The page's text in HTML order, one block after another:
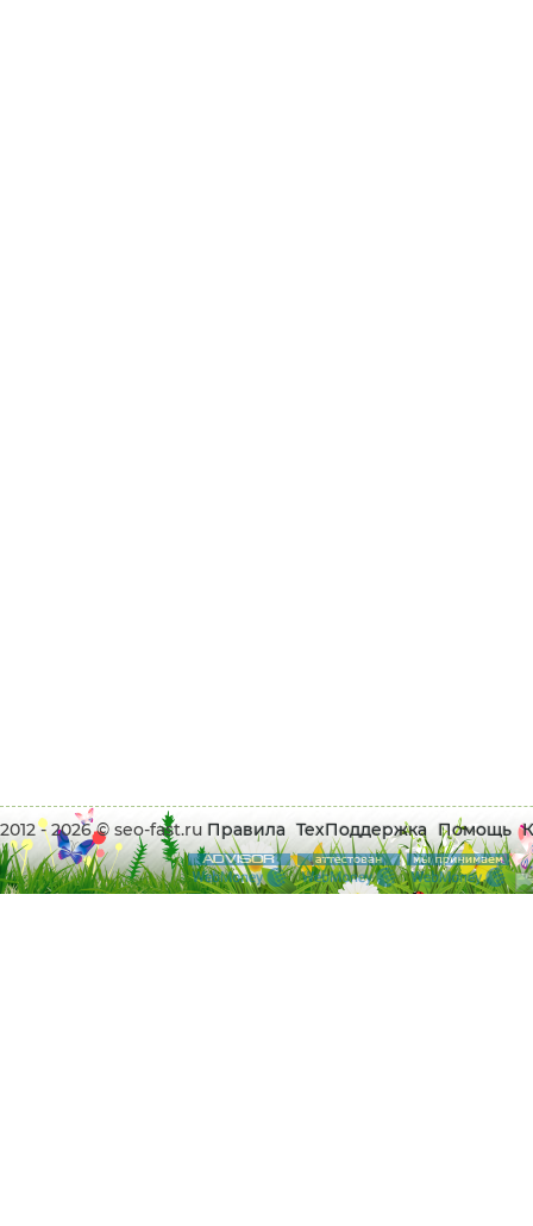
2012 - 2026 © seo-fast.ru Правила ТехПоддержка Помощь